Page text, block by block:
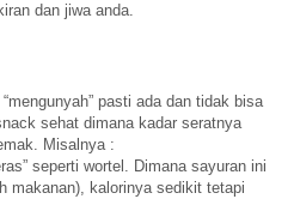
dan jiwa anda.
pasti ada dan tidak bisa
sehat dimana kadar seratnya
Misalnya :
seperti wortel. Dimana sayuran ini
makanan), kalorinya sedikit tetapi